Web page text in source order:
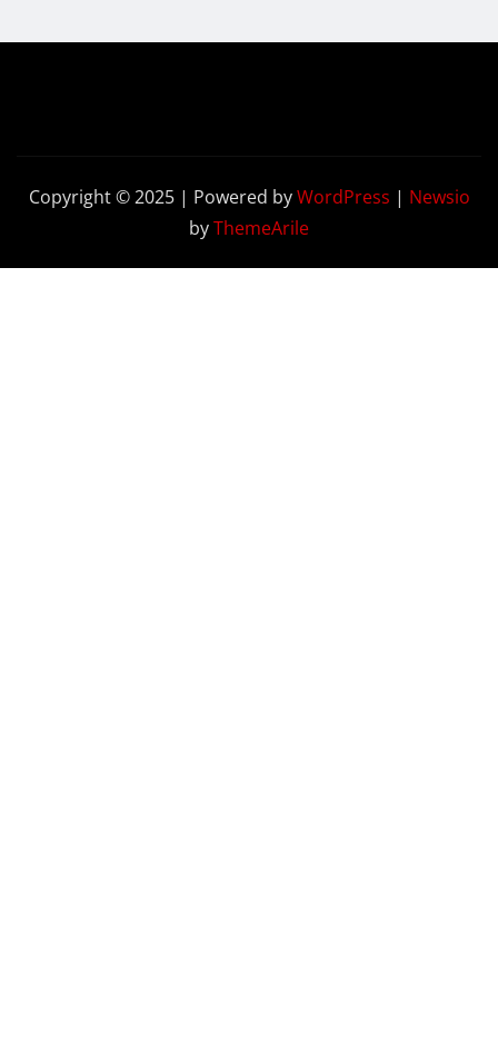
Copyright © 2025 | Powered byWordPress | Newsio
byThemeArile